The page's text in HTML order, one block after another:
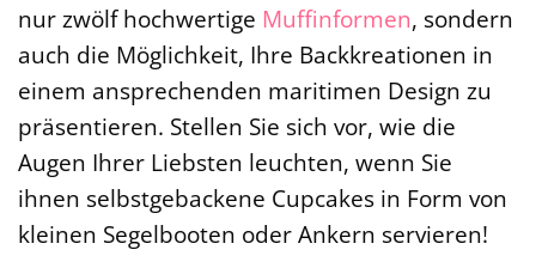
nur zwölf hochwertige Muffinformen, sondern
auch die Möglichkeit, Ihre Backkreationen in
einem ansprechenden maritimen Design zu
präsentieren. Stellen Sie sich vor, wie die
Augen Ihrer Liebsten leuchten, wenn Sie
ihnen selbstgebackene Cupcakes in Form von
kleinen Segelbooten oder Ankern servieren!